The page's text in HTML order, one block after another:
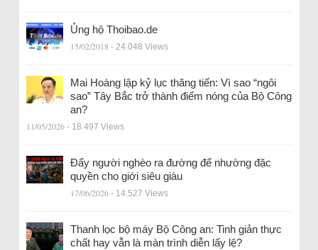
Ủng hộ Thoibao.de
15/02/2018 - 24.048 Views
Mai Hoàng lập kỷ lục thăng tiến: Vì sao “ngôi
sao” Tây Bắc trở thành điểm nóng của Bộ Công
an?
11/05/2026 - 18.497 Views
Đẩy người nghèo ra đường để nhường đặc
quyền cho giới siêu giàu
17/06/2026 - 14.527 Views
Thanh lọc bộ máy Bộ Công an: Tinh giản thực
chất hay vẫn là màn trình diễn lấy lệ?